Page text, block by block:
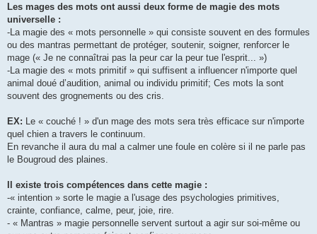
Les mages des mots ont aussi deux forme de magie des mots
universelle :
-La magie des « mots personnelle » qui consiste souvent en des formules
ou des mantras permettant de protéger, soutenir, soigner, renforcer le
mage (« Je ne connaîtrai pas la peur car la peur tue l'esprit... »)
-La magie des « mots primitif » qui suffisent a influencer n'importe quel
animal doué d’audition, animal ou individu primitif; Ces mots la sont
souvent des grognements ou des cris.
EX: Le « couché ! » d'un mage des mots sera très efficace sur n'importe
quel chien a travers le continuum.
En revanche il aura du mal a calmer une foule en colère si il ne parle pas
le Bougroud des plaines.
Il existe trois compétences dans cette magie :
-« intention » sorte le magie a l'usage des psychologies primitives,
crainte, confiance, calme, peur, joie, rire.
- « Mantras » magie personnelle servent surtout a agir sur soi-même ou